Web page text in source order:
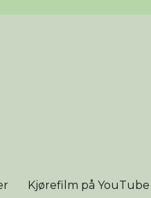
Kjørefilm på YouTube